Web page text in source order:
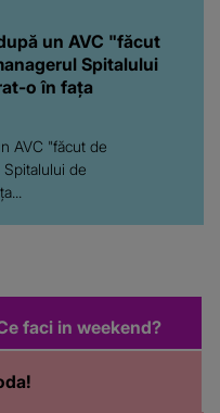
un AVC "făcut
Spitalului
o în fața
AVC "făcut de
de
faci in weekend?